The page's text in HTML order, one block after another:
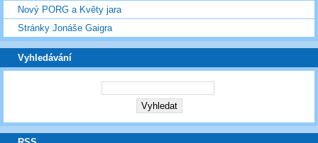
Nový PORG a Květy jara
Stránky Jonáše Gaigra
Vyhledávání